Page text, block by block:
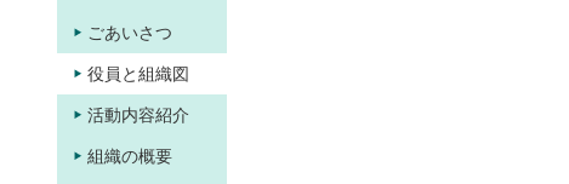
ごあいさつ
役員と組織図
活動内容紹介
組織の概要